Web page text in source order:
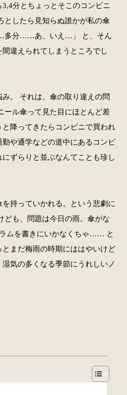
分とちょっとそこのコンビニ
としたら見知らぬ誰かが私の傘
多分……あ、いえ…」 と、そん
違えられてしまうところでし
。 それは、傘の取り違えの問
ール傘って見た目にほとんど差
降ってきたらコンビニで買われ
や通学などの道中にあるコンビ
ずらりと並ぶなんてことも珍し
持っていかれる。という悲劇に
も、問題は今日の雨。傘がな
ムを書きにいかなくちゃ…… と
まだ梅雨の時期にははやいけど
気の多くなる季節にうれしいノ